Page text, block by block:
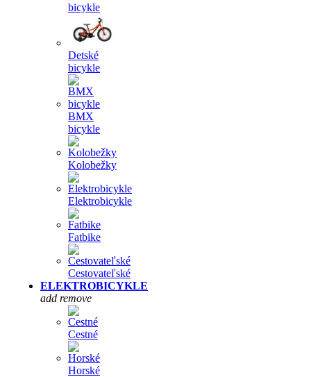
bicykle
Detské
bicykle
BMX
bicykle
Kolobežky
Elektrobicykle
Fatbike
Cestovateľské
ELEKTROBICYKLE
add remove
Cestné
Horské